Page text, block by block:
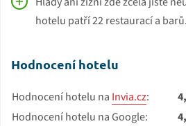
hotelu patří 22 restaurací a barů.
Hodnocení hotelu
Hodnocení hotelu na Invia.cz:
Hodnocení hotelu na Google: